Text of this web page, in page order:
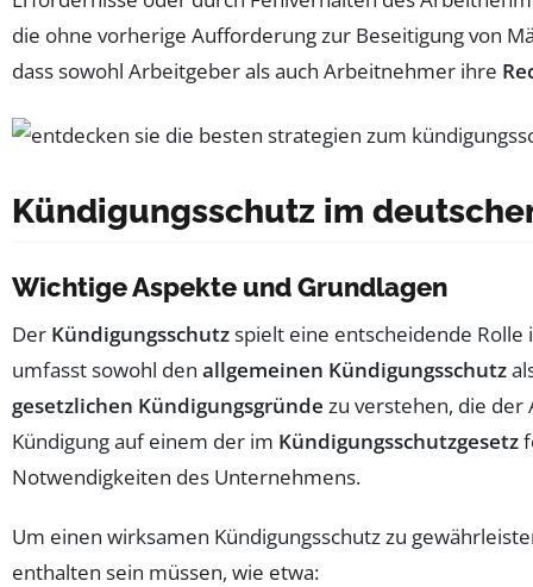
die ohne vorherige Aufforderung zur Beseitigung von
dass sowohl Arbeitgeber als auch Arbeitnehmer ihre
Kündigungsschutz im
Wichtige Aspekte und Grundlagen
Der Kündigungsschutzspielt eine entscheidende
umfasst sowohl den allgemeinen Kündigungsschutz
gesetzlichen Kündigungsgründe zu verstehen, die der
Kündigung auf einem der im Kündigungsschutzgesetz
Notwendigkeiten des Unternehmens.
Um einen wirksamen Kündigungsschutz zu
enthalten sein müssen, wie etwa: